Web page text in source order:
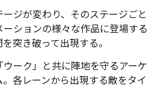
ーク」と共に陣地を守るアーケ
各レーンから出現する敵をタイ
スコアが上がっていく。
でゲームをプレイできるため迫
とができる。